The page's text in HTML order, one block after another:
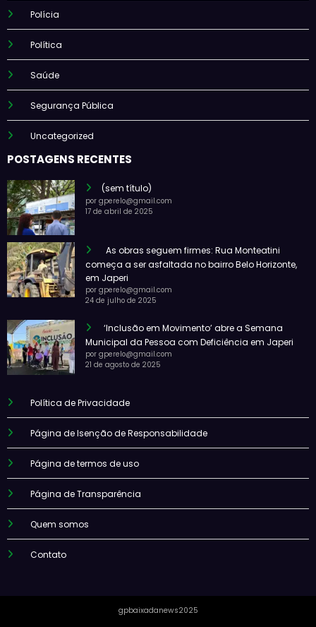
Polícia
Política
Saúde
Segurança Pública
Uncategorized
POSTAGENS RECENTES
(sem título)
por gperelo@gmail.com
17 de abril de 2025
As obras seguem firmes: Rua Monteatini
começa a ser asfaltada no bairro Belo Horizonte,
em Japeri
por gperelo@gmail.com
24 de julho de 2025
‘Inclusão em Movimento’ abre a Semana
Municipal da Pessoa com Deficiência em Japeri
por gperelo@gmail.com
21 de agosto de 2025
Política de Privacidade
Página de Isenção de Responsabilidade
Página de termos de uso
Página de Transparência
Quem somos
Contato
gpbaixadanews2025